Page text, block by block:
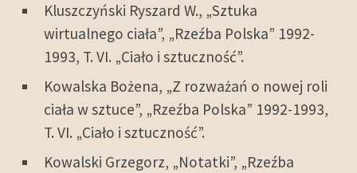
Kluszczyński Ryszard W., „Sztuka
wirtualnego ciała”, „Rzeźba Polska” 1992-
1993, T. VI. „Ciało i sztuczność”.
Kowalska Bożena, „Z rozważań o nowej roli
ciała w sztuce”, „Rzeźba Polska” 1992-1993,
T. VI. „Ciało i sztuczność”.
Kowalski Grzegorz, „Notatki”, „Rzeźba